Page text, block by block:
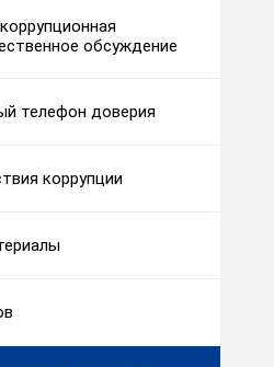
обсуждение
телефон доверия
коррупции